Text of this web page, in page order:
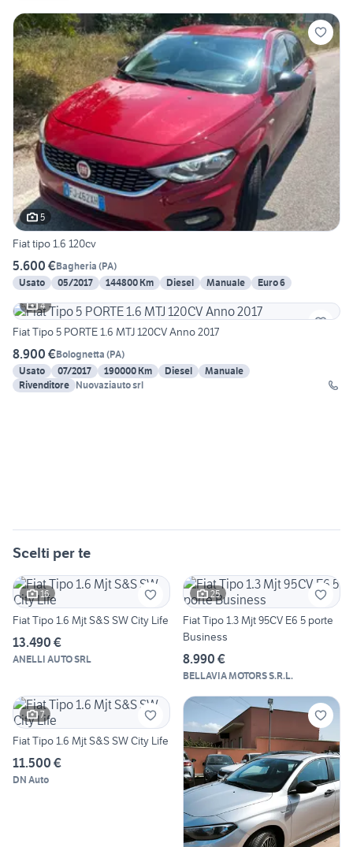
5
Fiat tipo 1.6 120cv
5.600 €Bagheria (PA)
Usato
05/2017 144800 Km Diesel Manuale
Euro 6
4
Fiat Tipo 5 PORTE 1.6 MTJ 120CV Anno 2017
8.900 €Bolognetta (PA)
Usato
07/2017 190000 Km Diesel
Manuale
Rivenditore Nuovaziauto srl
Scelti per te
16
Fiat Tipo 1.6 Mjt S&S SW City Life
13.490 €
ANELLI AUTO SRL
25
Fiat Tipo 1.3 Mjt 95CV E6 5 porte
Business
8.990 €
BELLAVIA MOTORS S.R.L.
7
Fiat Tipo 1.6 Mjt S&S SW City Life
11.500 €
DN Auto